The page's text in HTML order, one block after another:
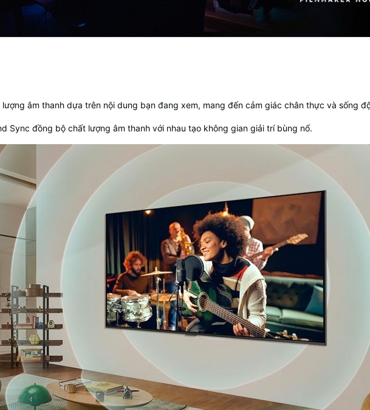
âm thanh dựa trên nội dung bạn đang xem, mang đến cảm giác chân thực và sống
Sync đồng bộ chất lượng âm thanh với nhau tạo không gian giải trí bùng nổ.